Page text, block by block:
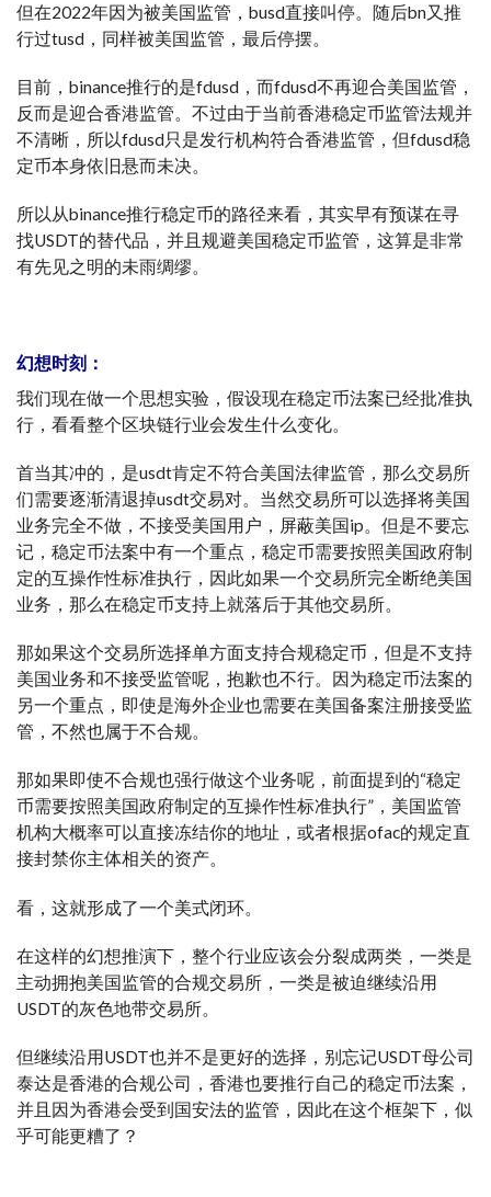
但在2022年因为被美国监管，busd直接叫停。随后bn又推
行过tusd，同样被美国监管，最后停摆。
目前，binance推行的是fdusd，而fdusd不再迎合美国监管，
反而是迎合香港监管。不过由于当前香港稳定币监管法规并
不清晰，所以fdusd只是发行机构符合香港监管，但fdusd稳
定币本身依旧悬而未决。
所以从binance推行稳定币的路径来看，其实早有预谋在寻
找USDT的替代品，并且规避美国稳定币监管，这算是非常
有先见之明的未雨绸缪。
幻想时刻：
我们现在做一个思想实验，假设现在稳定币法案已经批准执
行，看看整个区块链行业会发生什么变化。
首当其冲的，是usdt肯定不符合美国法律监管，那么交易所
们需要逐渐清退掉usdt交易对。当然交易所可以选择将美国
业务完全不做，不接受美国用户，屏蔽美国ip。但是不要忘
记，稳定币法案中有一个重点，稳定币需要按照美国政府制
定的互操作性标准执行，因此如果一个交易所完全断绝美国
业务，那么在稳定币支持上就落后于其他交易所。
那如果这个交易所选择单方面支持合规稳定币，但是不支持
美国业务和不接受监管呢，抱歉也不行。因为稳定币法案的
另一个重点，即使是海外企业也需要在美国备案注册接受监
管，不然也属于不合规。
那如果即使不合规也强行做这个业务呢，前面提到的“稳定
币需要按照美国政府制定的互操作性标准执行”，美国监管
机构大概率可以直接冻结你的地址，或者根据ofac的规定直
接封禁你主体相关的资产。
看，这就形成了一个美式闭环。
在这样的幻想推演下，整个行业应该会分裂成两类，一类是
主动拥抱美国监管的合规交易所，一类是被迫继续沿用
USDT的灰色地带交易所。
但继续沿用USDT也并不是更好的选择，别忘记USDT母公司
泰达是香港的合规公司，香港也要推行自己的稳定币法案，
并且因为香港会受到国安法的监管，因此在这个框架下，似
乎可能更糟了？